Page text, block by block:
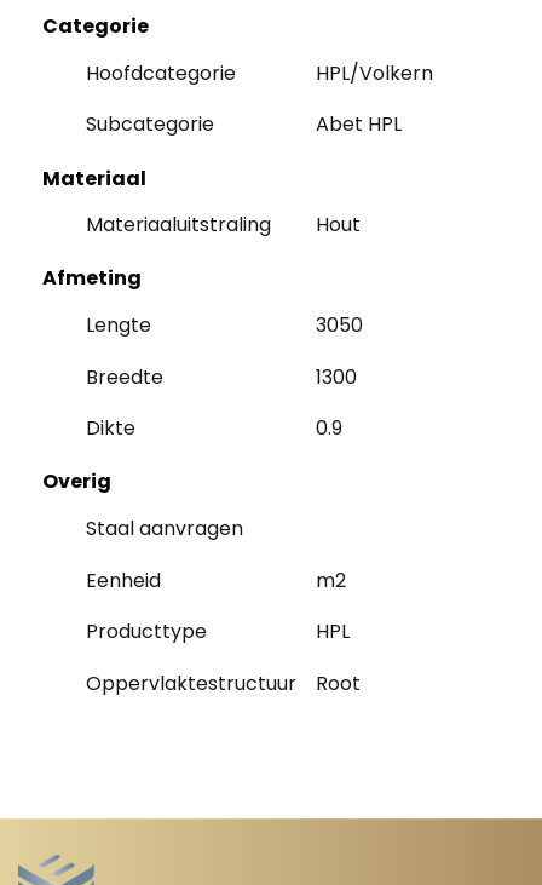
Categorie
Hoofdcategorie
HPL/Volkern
Subcategorie
Abet HPL
Materiaal
Materiaaluitstraling
Hout
Afmeting
Lengte
3050
Breedte
1300
Dikte
0.9
Overig
Staal aanvragen
Eenheid
m2
Producttype
HPL
Oppervlaktestructuur
Root